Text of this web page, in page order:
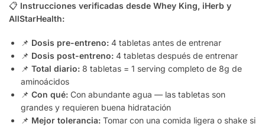
📋 Instrucciones verificadas desde Whey King, iHerb y
AllStarHealth:
📌 Dosis pre-entreno: 4 tabletas antes de entrenar
📌 Dosis post-entreno: 4 tabletas después de entrenar
📌 Total diario: 8 tabletas = 1 serving completo de 8g de
aminoácidos
📌 Con qué: Con abundante agua — las tabletas son
grandes y requieren buena hidratación
📌 Mejor tolerancia: Tomar con una comida ligera o shake si